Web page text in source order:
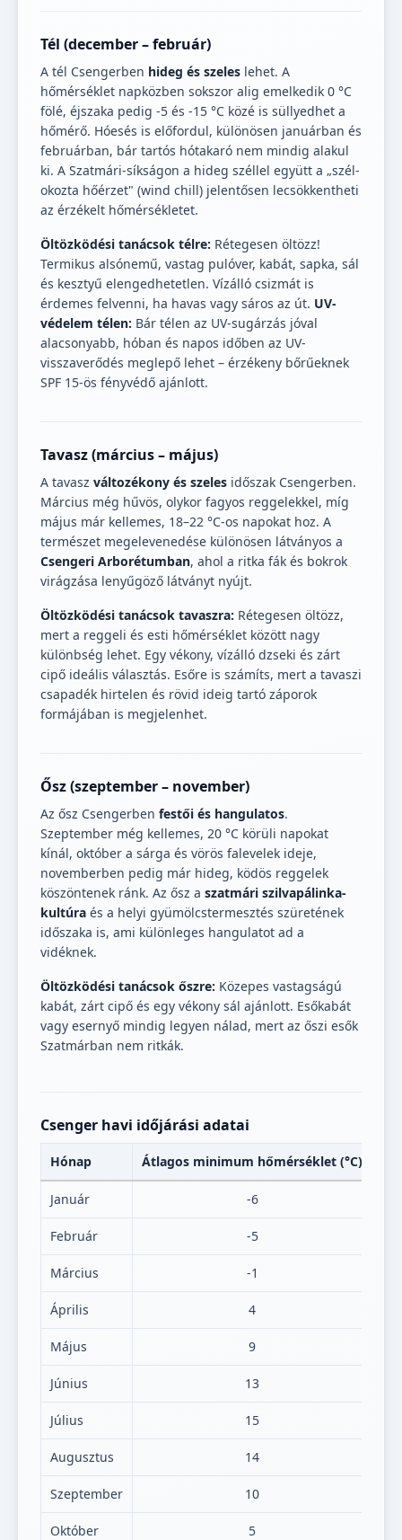
Tél (december – február)
A tél Csengerben hideg és szeles lehet. A
hőmérséklet napközben sokszor alig emelkedik 0 °C
fölé, éjszaka pedig -5 és -15 °C közé is süllyedhet a
hőmérő. Hóesés is előfordul, különösen januárban és
februárban, bár tartós hótakaró nem mindig alakul
ki. A Szatmári-síkságon a hideg széllel együtt a „szél-
okozta hőérzet" (wind chill) jelentősen lecsökkentheti
az érzékelt hőmérsékletet.
Öltözködési tanácsok télre: Rétegesen öltözz!
Termikus alsónemű, vastag pulóver, kabát, sapka, sál
és kesztyű elengedhetetlen. Vízálló csizmát is
érdemes felvenni, ha havas vagy sáros az út. UV-
védelem télen: Bár télen az UV-sugárzás jóval
alacsonyabb, hóban és napos időben az UV-
visszaverődés meglepő lehet – érzékeny bőrűeknek
SPF 15-ös fényvédő ajánlott.
Tavasz (március – május)
A tavasz változékony és szeles időszak Csengerben.
Március még hűvös, olykor fagyos reggelekkel, míg
május már kellemes, 18–22 °C-os napokat hoz. A
természet megelevenedése különösen látványos a
Csengeri Arborétumban, ahol a ritka fák és bokrok
virágzása lenyűgöző látványt nyújt.
Öltözködési tanácsok tavaszra: Rétegesen öltözz,
mert a reggeli és esti hőmérséklet között nagy
különbség lehet. Egy vékony, vízálló dzseki és zárt
cipő ideális választás. Esőre is számíts, mert a tavaszi
csapadék hirtelen és rövid ideig tartó záporok
formájában is megjelenhet.
Ősz (szeptember – november)
Az ősz Csengerben festői és hangulatos.
Szeptember még kellemes, 20 °C körüli napokat
kínál, október a sárga és vörös falevelek ideje,
novemberben pedig már hideg, ködös reggelek
köszöntenek ránk. Az ősz a szatmári szilvapálinka-
kultúra és a helyi gyümölcstermesztés szüretének
időszaka is, ami különleges hangulatot ad a
vidéknek.
Öltözködési tanácsok őszre: Közepes vastagságú
kabát, zárt cipő és egy vékony sál ajánlott. Esőkabát
vagy esernyő mindig legyen nálad, mert az őszi esők
Szatmárban nem ritkák.
Csenger havi időjárási adatai
Hónap Átlagos minimum hőmérséklet (°C)
Január -6
Február -5
Március -1
Április 4
Május 9
Június 13
Július 15
Augusztus 14
Szeptember 10
Október 5